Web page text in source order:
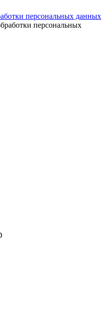
персональных данных
персональных